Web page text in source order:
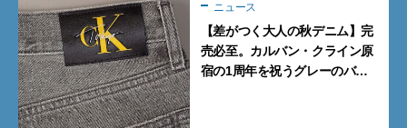
ニュース
【差がつく大人の秋デニム】完
売必至。カルバン・クライン原
宿の1周年を祝うグレーのバ